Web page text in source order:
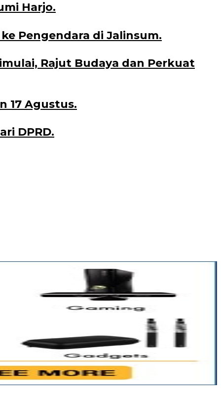
Harjo.
Pengendara di Jalinsum.
Rajut Budaya dan Perkuat
17 Agustus.
DPRD.